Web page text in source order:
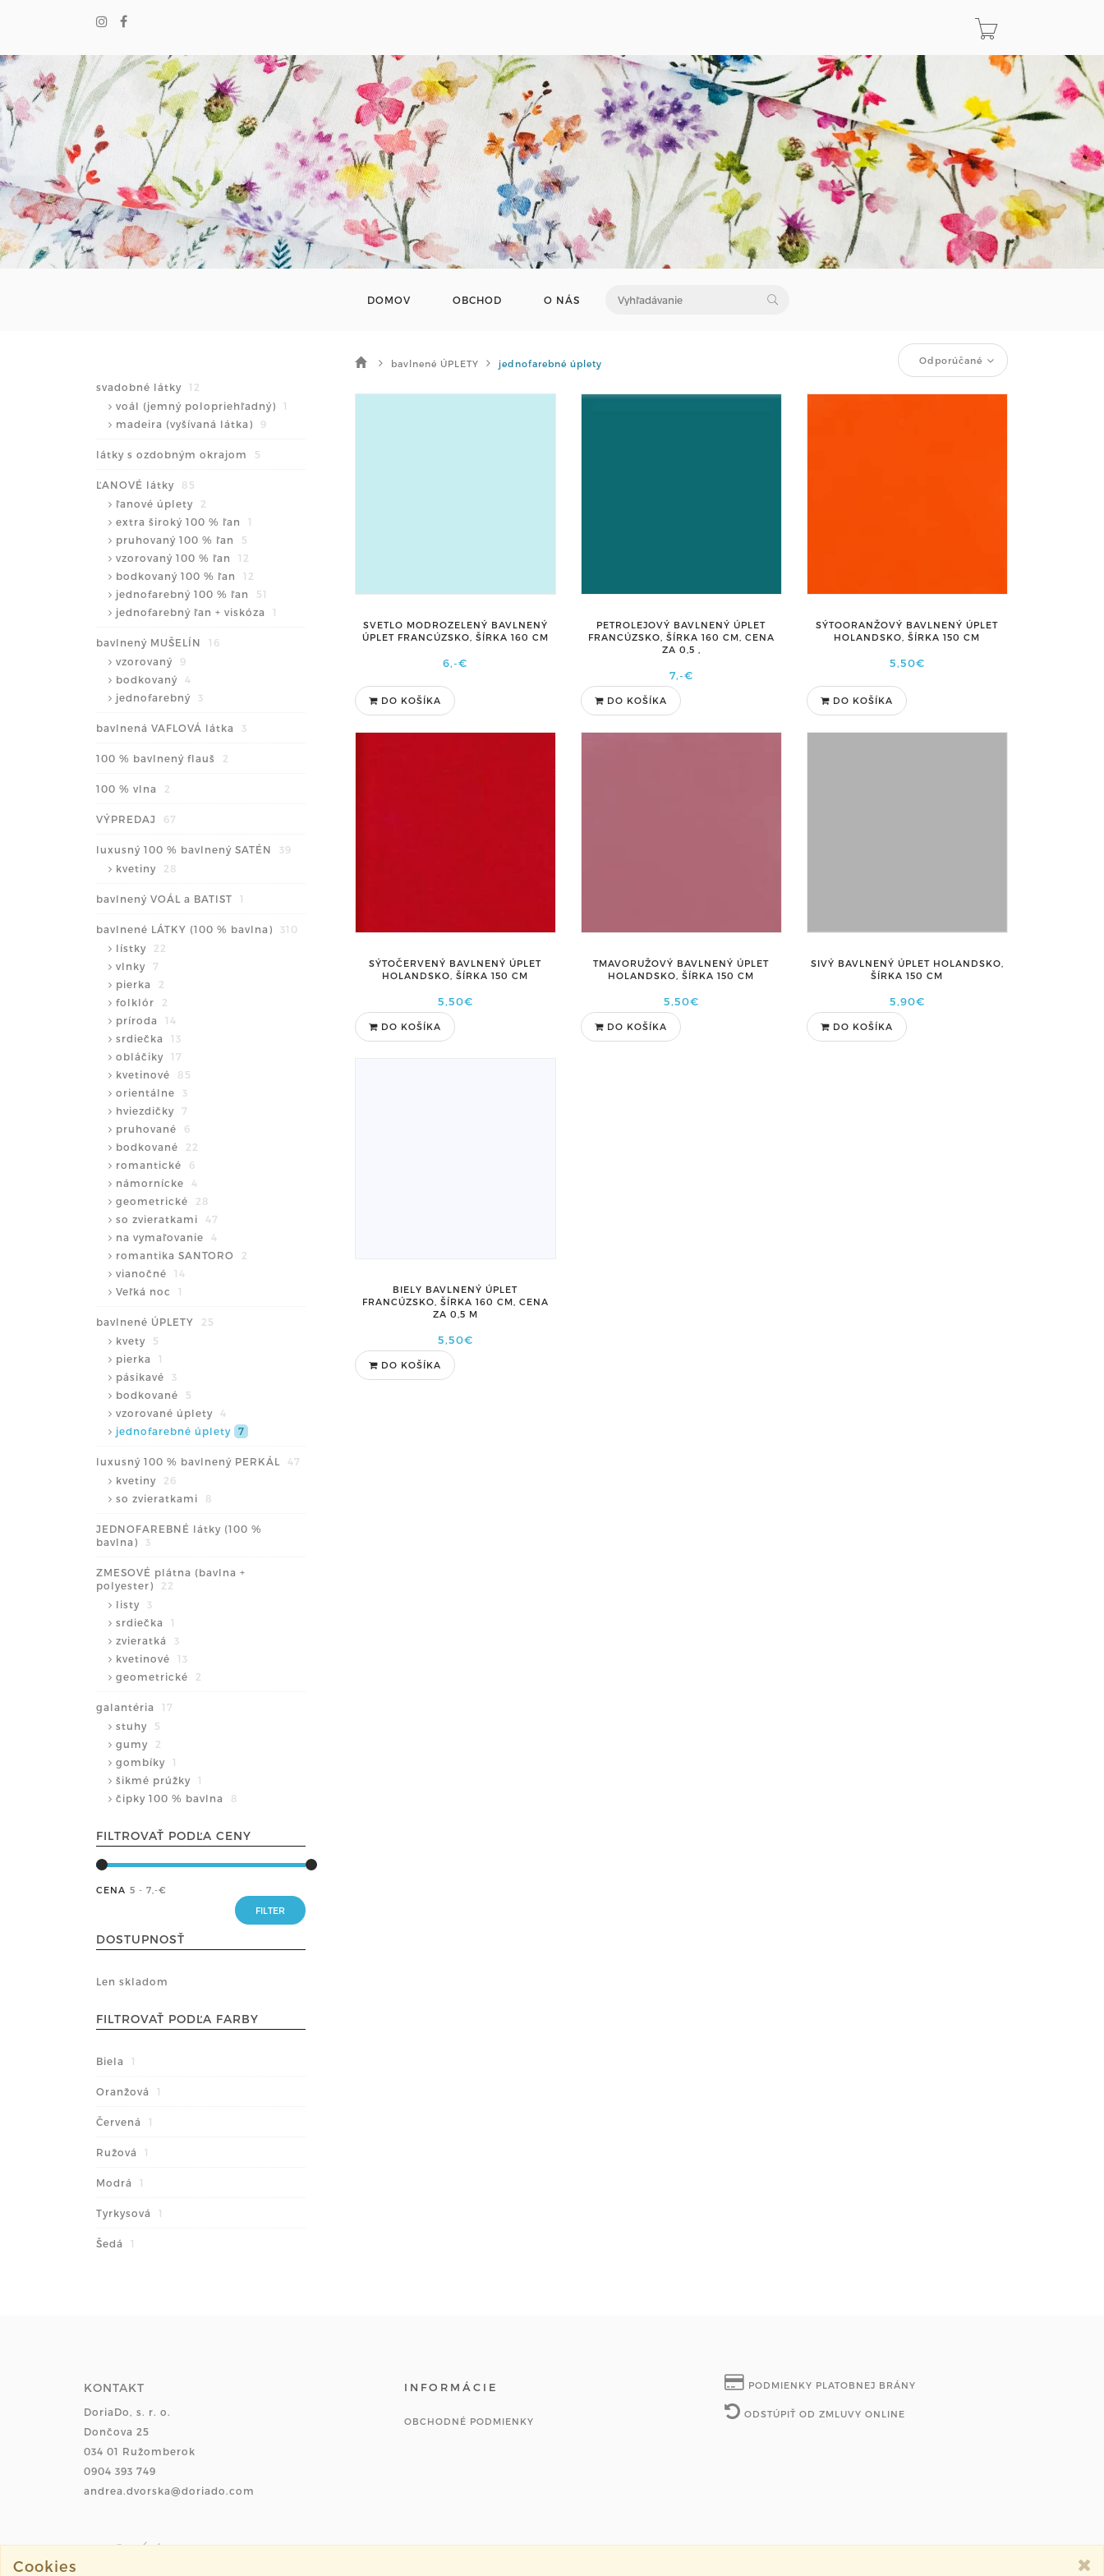
DOMOV OBCHOD O NÁS
svadobné látky
12
voál (jemný polopriehľadný)
1
madeira (vyšívaná látka)
9
látky s ozdobným okrajom 5
ĽANOVÉ látky
85
ľanové úplety
2
extra široký 100 % ľan
1
pruhovaný 100 % ľan
5
vzorovaný 100 % ľan
12
bodkovaný 100 % ľan
12
jednofarebný 100 % ľan
51
jednofarebný ľan + viskóza
1
bavlnený MUŠELÍN
16
vzorovaný
9
bodkovaný
4
jednofarebný
3
bavlnená VAFLOVÁ látka 3
100 % bavlnený flauš 2
100 % vlna 2
VÝPREDAJ 67
luxusný 100 % bavlnený SATÉN
39
kvetiny
28
bavlnený VOÁL a BATIST 1
bavlnené LÁTKY (100 % bavlna)
310
lístky
22
vlnky
7
pierka
2
folklór
2
príroda
14
srdiečka
13
obláčiky
17
kvetinové
85
orientálne
3
hviezdičky
7
pruhované
6
bodkované
22
romantické
6
námornícke
4
geometrické
28
so zvieratkami
47
na vymaľovanie
4
romantika SANTORO
2
vianočné
14
Veľká noc
1
bavlnené ÚPLETY
25
kvety
5
pierka
1
pásikavé
3
bodkované
5
vzorované úplety
4
jednofarebné úplety
7
luxusný 100 % bavlnený PERKÁL
47
kvetiny
26
so zvieratkami
8
JEDNOFAREBNÉ látky (100 %
bavlna)
3
ZMESOVÉ plátna (bavlna +
polyester)
22
listy
3
srdiečka
1
zvieratká
3
kvetinové
13
geometrické
2
galantéria
17
stuhy
5
gumy
2
gombíky
1
šikmé prúžky
1
čipky 100 % bavlna
8
FILTROVAŤ PODĽA CENY
CENA 5 - 7 ,-€
DOSTUPNOSŤ
Len skladom
FILTROVAŤ PODĽA FARBY
Biela 1
Oranžová 1
Červená 1
Ružová 1
Modrá 1
Tyrkysová 1
Šedá 1
bavlnené ÚPLETY jednofarebné úplety Odporúčané
SVETLO MODROZELENÝ BAVLNENÝ
ÚPLET FRANCÚZSKO, ŠÍRKA 160 CM
6,-€
DO KOŠÍKA
PETROLEJOVÝ BAVLNENÝ ÚPLET
FRANCÚZSKO, ŠÍRKA 160 CM, CENA
ZA 0,5 ,
7,-€
DO KOŠÍKA
SÝTOORANŽOVÝ BAVLNENÝ ÚPLET
HOLANDSKO, ŠÍRKA 150 CM
5,50€
DO KOŠÍKA
SÝTOČERVENÝ BAVLNENÝ ÚPLET
HOLANDSKO, ŠÍRKA 150 CM
5,50€
DO KOŠÍKA
TMAVORUŽOVÝ BAVLNENÝ ÚPLET
HOLANDSKO, ŠÍRKA 150 CM
5,50€
DO KOŠÍKA
SIVÝ BAVLNENÝ ÚPLET HOLANDSKO,
ŠÍRKA 150 CM
5,90€
DO KOŠÍKA
BIELY BAVLNENÝ ÚPLET
FRANCÚZSKO, ŠÍRKA 160 CM, CENA
ZA 0,5 M
5,50€
DO KOŠÍKA
KONTAKT
DoriaDo, s. r. o.
Dončova 25
034 01 Ružomberok
0904 393 749
andrea.dvorska@doriado.com
INFORMÁCIE
OBCHODNÉ PODMIENKY
PODMIENKY PLATOBNEJ BRÁNY
ODSTÚPIŤ OD ZMLUVY ONLINE
Cookies